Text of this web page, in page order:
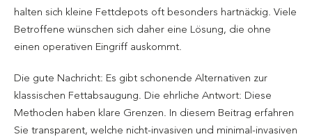
halten sich kleine Fettdepots oft besonders hartnäckig. Viele
Betroffene wünschen sich daher eine Lösung, die ohne
einen operativen Eingriff auskommt.
Die gute Nachricht: Es gibt schonende Alternativen zur
klassischen Fettabsaugung. Die ehrliche Antwort: Diese
Methoden haben klare Grenzen. In diesem Beitrag erfahren
Sie transparent, welche nicht-invasiven und minimal-invasiven